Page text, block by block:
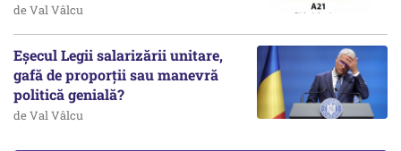
de Val Vâlcu
Eșecul Legii salarizării unitare,
gafă de proporții sau manevră
politică genială?
de Val Vâlcu